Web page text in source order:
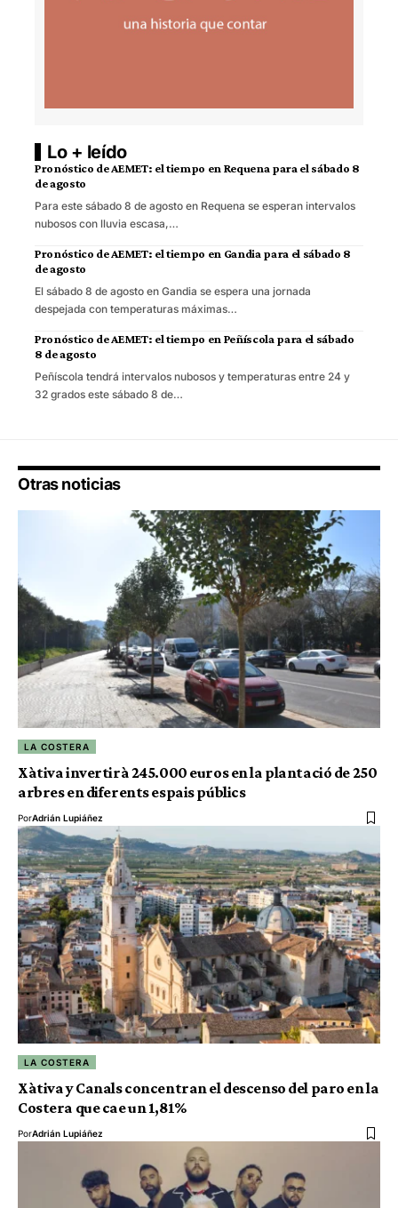
Lo + leído
Pronóstico de AEMET: el tiempo en Requena para el sábado 8
de agosto
Para este sábado 8 de agosto en Requena se esperan intervalos
nubosos con lluvia escasa,…
Pronóstico de AEMET: el tiempo en Gandia para el sábado 8
de agosto
El sábado 8 de agosto en Gandia se espera una jornada
despejada con temperaturas máximas…
Pronóstico de AEMET: el tiempo en Peñíscola para el sábado
8 de agosto
Peñíscola tendrá intervalos nubosos y temperaturas entre 24 y
32 grados este sábado 8 de…
Otras noticias
LA COSTERA
Xàtiva invertirà 245.000 euros en la plantació de 250
arbres en diferents espais públics
PorAdrián Lupiáñez
LA COSTERA
Xàtiva y Canals concentran el descenso del paro en la
Costera que cae un 1,81%
PorAdrián Lupiáñez